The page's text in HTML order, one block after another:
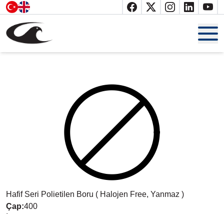
Belgelerimiz
Hafif Seri Polietilen Boru ( Halojen Free, Yanmaz )
Çap:400